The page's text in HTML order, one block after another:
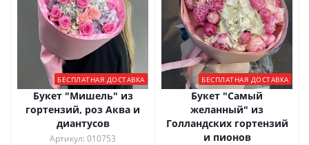
БЕСПЛАТНАЯ ДОСТАВКА
Букет "Мишель" из
гортензий, роз Аква и
диантусов
Артикул: 010753
БЕСПЛАТНАЯ ДОСТАВКА
Букет "Самый
желанный" из
Голландских гортензий
и пионов